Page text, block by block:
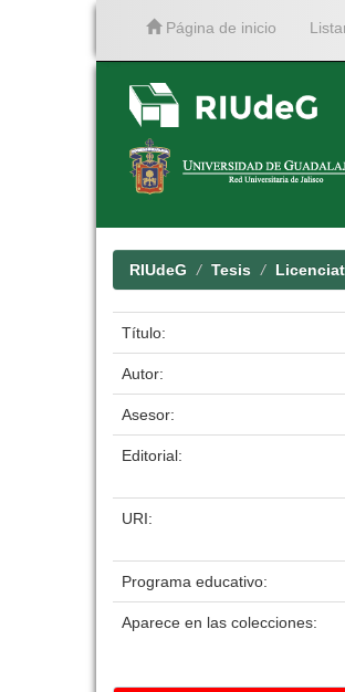
Página de inicio
RIUdeG Tesis
Título:
Autor:
Asesor:
Editorial:
URI:
Programa educativo:
Aparece en las colecciones: